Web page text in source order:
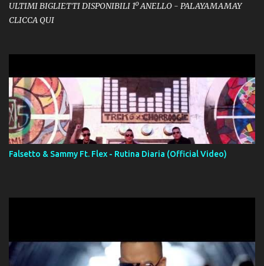
ULTIMI BIGLIETTI DISPONIBILI 1º ANELLO - PALAYAMAMAY
CLICCA QUI
Falsetto & Sammy Ft. Flex - Rutina Diaria (Official Video)